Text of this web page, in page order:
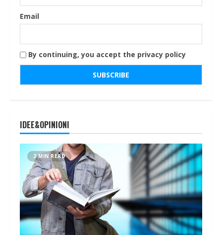
Email
By continuing, you accept the privacy policy
IDEE&OPINIONI
2 MIN READ